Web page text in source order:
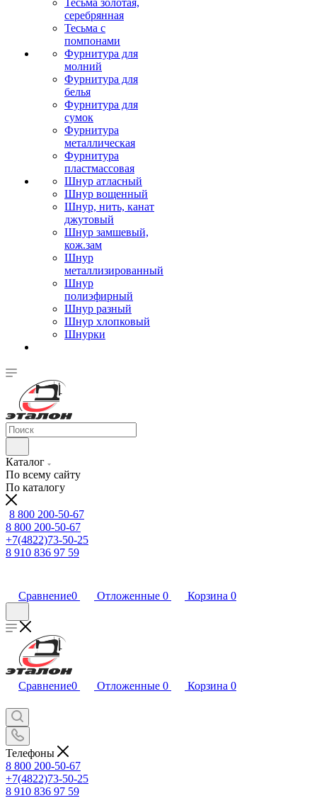
Тесьма золотая,
серебрянная
Тесьма с
помпонами
Фурнитура для
молний
Фурнитура для
белья
Фурнитура для
сумок
Фурнитура
металлическая
Фурнитура
пластмассовая
Шнур атласный
Шнур вощенный
Шнур, нить, канат
джутовый
Шнур замшевый,
кож.зам
Шнур
металлизированный
Шнур
полиэфирный
Шнур разный
Шнур хлопковый
Шнурки
Каталог
По всему сайту
По каталогу
8 800 200-50-67
8 800 200-50-67
+7(4822)73-50-25
8 910 836 97 59
Сравнение0 Отложенные 0 Корзина 0
Сравнение0 Отложенные 0 Корзина 0
Телефоны
8 800 200-50-67
+7(4822)73-50-25
8 910 836 97 59